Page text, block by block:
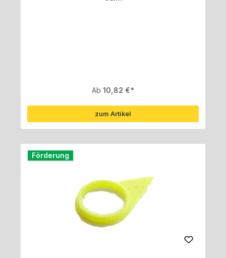
Regulärer Preis:
Ab 10,82 €
zum Artikel
Förderung